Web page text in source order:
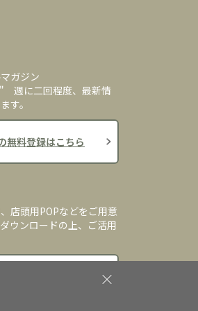
ガジン
週に二回程度、最新情
す。
無料登録はこちら
店頭用POPなどをご用意
ウンロードの上、ご活用